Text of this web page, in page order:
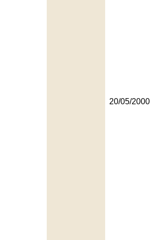
20/05/2000